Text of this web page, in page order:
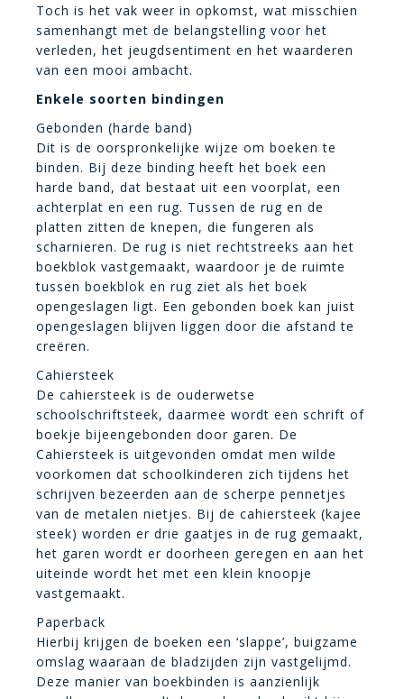
Toch is het vak weer in opkomst, wat misschien
samenhangt met de belangstelling voor het
verleden, het jeugdsentiment en het waarderen
van een mooi ambacht.
Enkele soorten bindingen
Gebonden (harde band)
Dit is de oorspronkelijke wijze om boeken te
binden. Bij deze binding heeft het boek een
harde band, dat bestaat uit een voorplat, een
achterplat en een rug. Tussen de rug en de
platten zitten de knepen, die fungeren als
scharnieren. De rug is niet rechtstreeks aan het
boekblok vastgemaakt, waardoor je de ruimte
tussen boekblok en rug ziet als het boek
opengeslagen ligt. Een gebonden boek kan juist
opengeslagen blijven liggen door die afstand te
creëren.
Cahiersteek
De cahiersteek is de ouderwetse
schoolschriftsteek, daarmee wordt een schrift of
boekje bijeengebonden door garen. De
Cahiersteek is uitgevonden omdat men wilde
voorkomen dat schoolkinderen zich tijdens het
schrijven bezeerden aan de scherpe pennetjes
van de metalen nietjes. Bij de cahiersteek (kajee
steek) worden er drie gaatjes in de rug gemaakt,
het garen wordt er doorheen geregen en aan het
uiteinde wordt het met een klein knoopje
vastgemaakt.
Paperback
Hierbij krijgen de boeken een ‘slappe’, buigzame
omslag waaraan de bladzijden zijn vastgelijmd.
Deze manier van boekbinden is aanzienlijk